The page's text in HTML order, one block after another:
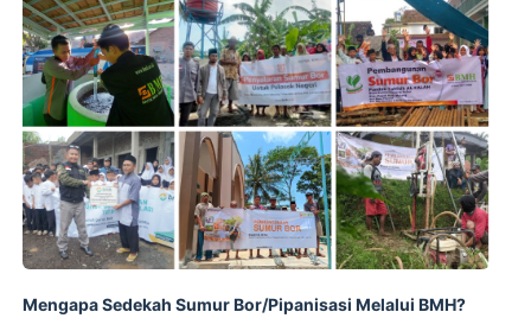
Mengapa Sedekah Sumur Bor/Pipanisasi Melalui BMH?